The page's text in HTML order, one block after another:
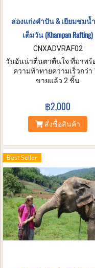
ล่องแก่งคำปัน & เยียมชมน้
เต็มวัน (Khampan Rafting)
CNXADVRAF02
วันอันน่าตื่นตาตื่นใจ ที่มาพร้
ความท้าทายความเร็วกว่า
ระดับกับการล่องแก่งกว่า 10
เต็มเปี่ยมไปด้วยพลังงานแล
หนักถึงความปลอดภัยอยู่เส
เวลา 2 ชั่วโมงที่คุณจะใช้ไปกั
โอกาสเดินป่าเข้าไปเยี่ยม
น้ำตกกับเพื่อน และครอบครั
กิจกรรมที่จะทำให้คุณลืม
ความเครียดในชีวิตประจ
ขายแล้ว 2 ชิ้น
฿2,000
สั่งซื้อสินค้า
Best Seller